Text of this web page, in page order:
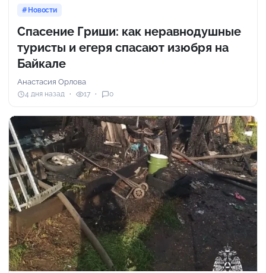
Новости
Спасение Гриши: как неравнодушные
туристы и егеря спасают изюбря на
Байкале
Анастасия Орлова
4 дня назад 17 0